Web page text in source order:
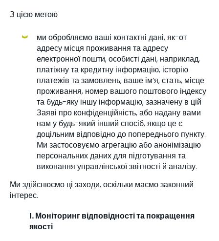
З цією метою
ми обробляємо ваші контактні дані, як-от
адресу місця проживання та адресу
електронної пошти, особисті дані, наприклад,
платіжну та кредитну інформацію, історію
платежів та замовлень, ваше ім’я, стать, місце
проживання, номер вашого поштового індексу
та будь-яку іншу інформацію, зазначену в цій
Заяві про конфіденційність, або надану вами
нам у будь-який інший спосіб, якщо це є
доцільним відповідно до попереднього пункту.
Ми застосовуємо агрегацію або анонімізацію
персональних даних для підготування та
виконання управлінської звітності й аналізу.
Ми здійснюємо ці заходи, оскільки маємо законний
інтерес.
I. Моніторинг відповідності та покращення
якості